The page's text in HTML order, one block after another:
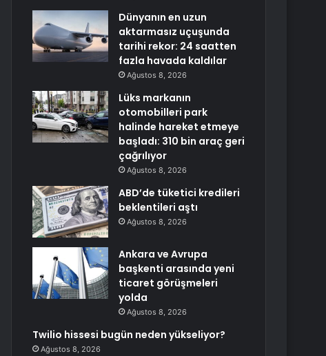
Dünyanın en uzun
aktarmasız uçuşunda
tarihi rekor: 24 saatten
fazla havada kaldılar
Ağustos 8, 2026
Lüks markanın
otomobilleri park
halinde hareket etmeye
başladı: 310 bin araç geri
çağrılıyor
Ağustos 8, 2026
ABD’de tüketici kredileri
beklentileri aştı
Ağustos 8, 2026
Ankara ve Avrupa
başkenti arasında yeni
ticaret görüşmeleri
yolda
Ağustos 8, 2026
Twilio hissesi bugün neden yükseliyor?
Ağustos 8, 2026